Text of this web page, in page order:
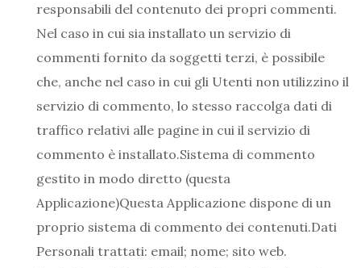
responsabili del contenuto dei propri commenti.
Nel caso in cui sia installato un servizio di
commenti fornito da soggetti terzi, è possibile
che, anche nel caso in cui gli Utenti non utilizzino il
servizio di commento, lo stesso raccolga dati di
traffico relativi alle pagine in cui il servizio di
commento è installato.Sistema di commento
gestito in modo diretto (questa
Applicazione)Questa Applicazione dispone di un
proprio sistema di commento dei contenuti.Dati
Personali trattati: email; nome; sito web.